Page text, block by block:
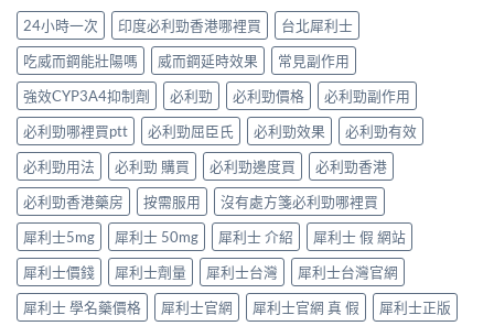
用
法〉
中
效
全
指
南，
香
港
男
性
必
讀〉
中
適
合
「長
期
管
理」？〉
中
獨
同
老
婆
唔
硬
——
呢
類
ED
唔
係
「壞
咗」，
係
心
勁
「治
標」
定
「治
本」？
長
食
有
咩
後
果
要
知！〉
中
24小時一次 印度必利勁香港哪裡買
台北犀利士
吃威而鋼能壯陽嗎
威而鋼延時效果
常見副作用
強效CYP3A4抑制劑
必利勁 必利勁價格
必利勁副作用
必利勁哪裡買ptt
必利勁屈臣氏 必利勁效果
必利勁有效
必利勁用法
必利勁 購買 必利勁邊度買
必利勁香港
必利勁香港藥房
按需服用
沒有處方箋必利勁哪裡買
犀利士5mg
犀利士 50mg 犀利士 介紹
犀利士 假 網站
犀利士價錢
犀利士劑量 犀利士台灣
犀利士台灣官網
犀利士 學名藥價格
犀利士官網 犀利士官網 真 假
犀利士正版